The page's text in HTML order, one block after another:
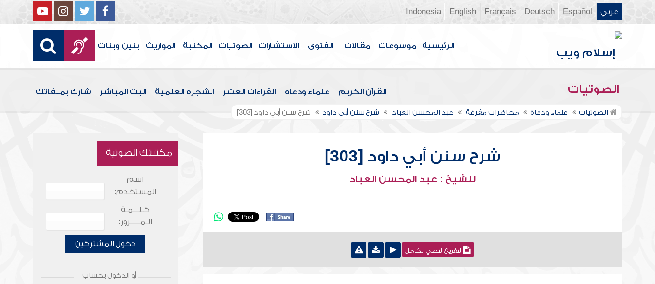
عربي Español
Deutsch
Français
English
Indonesia
الرئيسية موسوعات مقالات الفتوى الاستشارات الصوتيات المكتبة المواريث بنين وبنات
الصوتيات القرآن الكريم علماء ودعاة القراءات العشر الشجرة العلمية البث المباشر شارك بملفاتك
الصوتيات علماء ودعاة محاضرات مفرغة عبد المحسن العباد شرح سنن أبي داود شرح سنن أبي داود [303]
شرح سنن أبي داود [303]
للشيخ : عبد المحسن العباد
التفريغ النصي الكامل
مكتبتك الصوتية
اسم
المستخدم:
كـلـــمـة
الـمـــــرور:
دخول المشتركين
أو الدخول بحساب